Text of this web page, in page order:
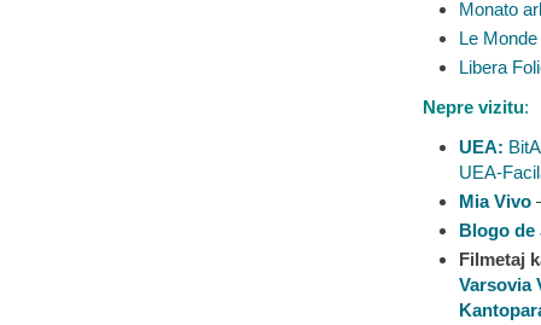
Monato
Le
Libera
Nepre vizitu:
UEA:
UEA-
Mia Vivo
Blogo de
Filmetaj
Varsovia